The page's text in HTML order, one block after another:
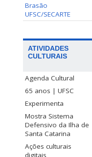
Brasão
UFSC/SECARTE
ATIVIDADES
CULTURAIS
Agenda Cultural
65 anos | UFSC
Experimenta
Mostra Sistema
Defensivo da Ilha de
Santa Catarina
Ações culturais
digitais